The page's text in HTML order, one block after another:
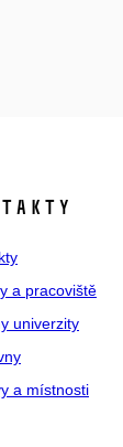
a pracoviště
univerzity
a místnosti